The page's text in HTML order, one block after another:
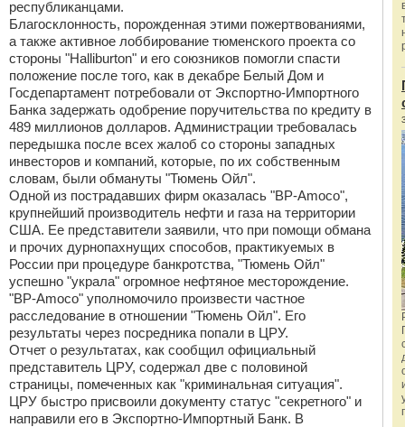
республиканцами.
Благосклонность, порожденная этими пожертвованиями,
а также активное лоббирование тюменского проекта со
стороны "Halliburton" и его союзников помогли спасти
положение после того, как в декабре Белый Дом и
Госдепартамент потребовали от Экспортно-Импортного
Банка задержать одобрение поручительства по кредиту в
489 миллионов долларов. Администрации требовалась
передышка после всех жалоб со стороны западных
инвесторов и компаний, которые, по их собственным
словам, были обмануты "Тюмень Ойл".
Одной из пострадавших фирм оказалась "BP-Amoco",
крупнейший производитель нефти и газа на территории
США. Ее представители заявили, что при помощи обмана
и прочих дурнопахнущих способов, практикуемых в
России при процедуре банкротства, "Тюмень Ойл"
успешно "украла" огромное нефтяное месторождение.
"BP-Amoco" уполномочило произвести частное
расследование в отношении "Тюмень Ойл". Его
результаты через посредника попали в ЦРУ.
Отчет о результатах, как сообщил официальный
представитель ЦРУ, содержал две с половиной
страницы, помеченных как "криминальная ситуация".
ЦРУ быстро присвоили документу статус "секретного" и
направили его в Экспортно-Импортный Банк. В